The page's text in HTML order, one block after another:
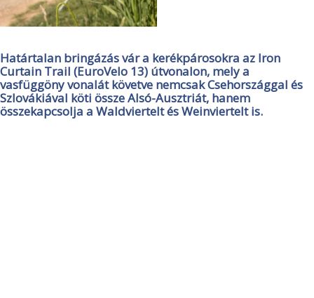
Határtalan bringázás vár a kerékpárosokra az Iron
Curtain Trail (EuroVelo 13) útvonalon, mely a
vasfüggöny vonalát követve nemcsak Csehországgal és
Szlovákiával köti össze Alsó-Ausztriát, hanem
összekapcsolja a Waldviertelt és Weinviertelt is.